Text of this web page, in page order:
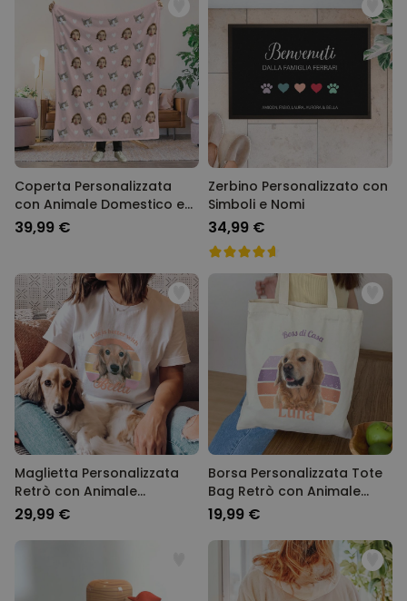
Coperta Personalizzata
con Animale Domestico e
Viso
39,99 €
Zerbino Personalizzato con
Simboli e Nomi
34,99 €
Maglietta Personalizzata
Retrò con Animale
Domestico
29,99 €
Borsa Personalizzata Tote
Bag Retrò con Animale
Domestico
19,99 €